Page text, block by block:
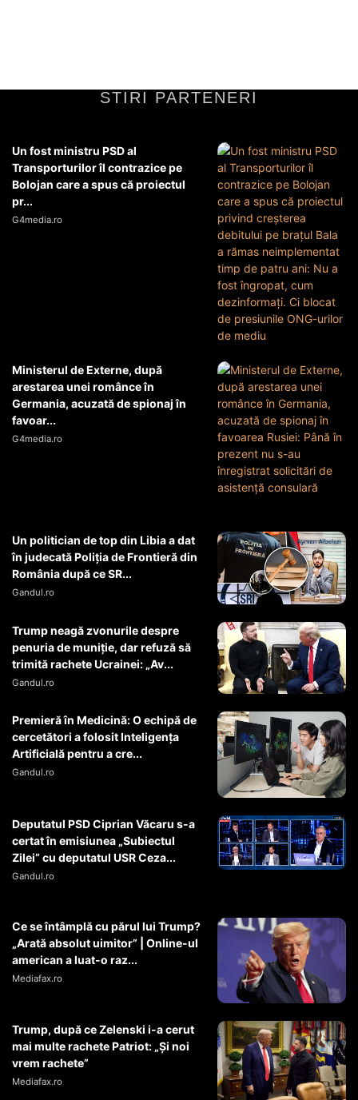
STIRI PARTENERI
Un fost ministru PSD al
Transporturilor îl contrazice pe
Bolojan care a spus că proiectul
pr...
G4media.ro
Ministerul de Externe, după
arestarea unei românce în
Germania, acuzată de spionaj în
favoar...
G4media.ro
Un politician de top din Libia a dat
în judecată Poliția de Frontieră din
România după ce SR...
Gandul.ro
Trump neagă zvonurile despre
penuria de muniție, dar refuză să
trimită rachete Ucrainei: „Av...
Gandul.ro
Premieră în Medicină: O echipă de
cercetători a folosit Inteligența
Artificială pentru a cre...
Gandul.ro
Deputatul PSD Ciprian Văcaru s-a
certat în emisiunea „Subiectul
Zilei” cu deputatul USR Ceza...
Gandul.ro
Ce se întâmplă cu părul lui Trump?
„Arată absolut uimitor” | Online-ul
american a luat-o raz...
Mediafax.ro
Trump, după ce Zelenski i-a cerut
mai multe rachete Patriot: „Și noi
vrem rachete”
Mediafax.ro